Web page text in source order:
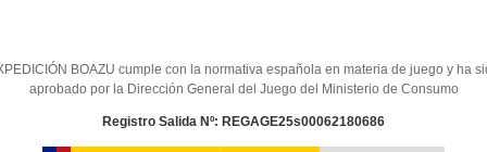
BOAZU cumple con la normativa española en materia de juego y ha
aprobado por la Dirección General del Juego del Ministerio de Consumo
Registro Salida Nº: REGAGE25s00062180686